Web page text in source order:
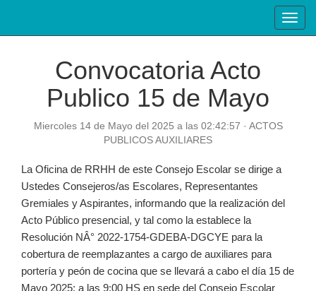
Convocatoria Acto
Publico 15 de Mayo
Miercoles 14 de Mayo del 2025 a las 02:42:57 · ACTOS
PUBLICOS AUXILIARES
La Oficina de RRHH de este Consejo Escolar se dirige a
Ustedes Consejeros/as Escolares, Representantes
Gremiales y Aspirantes, informando que la realización del
Acto Público presencial, y tal como la establece la
Resolución NÂ° 2022-1754-GDEBA-DGCYE para la
cobertura de reemplazantes a cargo de auxiliares para
portería y peón de cocina que se llevará a cabo el día 15 de
Mayo 2025; a las 9:00 HS en sede del Consejo Escolar